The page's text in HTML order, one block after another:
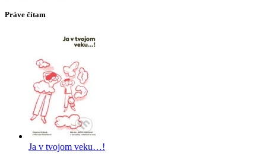
Práve čítam
Ja v tvojom veku…!